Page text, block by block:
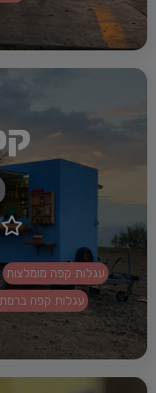

עגלות קפה מומלצות
עגלות קפה ברמת